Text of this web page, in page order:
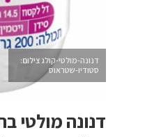
דנונה-מולטי-קולג צילום:
סטודיו-שטראוס
דנונה מולטי